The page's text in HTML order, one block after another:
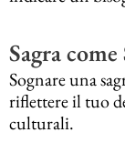
Sagra
Sognare una
riflettere il tuo
culturali.